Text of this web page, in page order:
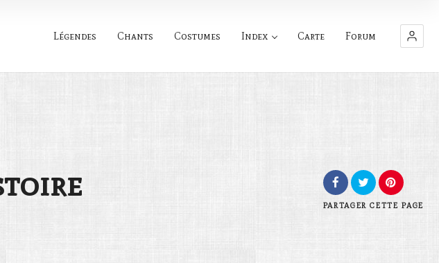
Légendes Chants Costumes Index Carte Forum
PARTAGER CETTE PAGE